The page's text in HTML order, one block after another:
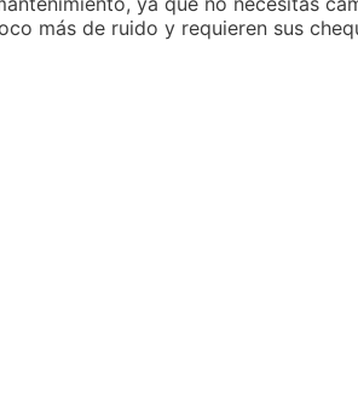
más de ruido y requieren sus